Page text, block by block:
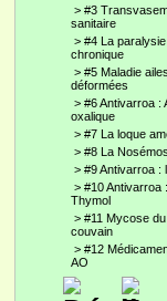
> #3
sanitaire
> #4 La paralysie
chronique
> #5 Maladie ailes
déformées
> #6 Antivarroa :
oxalique
> #7 La loque
> #8 La
> #9 Antivarroa :
> #10 Antivarroa :
Thymol
> #11 Mycose du
couvain
> #12
AO